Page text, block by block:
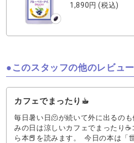
1,890円(税込)
このスタッフの他のレビュー
カフェでまったり☕︎
毎日暑い日🫠が続いて外に出るの
みの日は涼しいカフェでまったり
ら本📕を読みます。 今日の本は「